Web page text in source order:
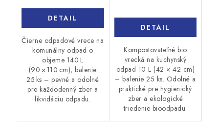
DETAIL
Čierne odpadové vrece na
komunálny odpad o
objeme 140 L
(90 × 110 cm), balenie
25 ks – pevné a odolné
pre každodenný zber a
likvidáciu odpadu.
DETAIL
Kompostovateľné bio
vrecká na kuchynský
odpad 10 L (42 × 42 cm)
– balenie 25 ks. Odolné a
praktické pre hygienický
zber a ekologické
triedenie bioodpadu.